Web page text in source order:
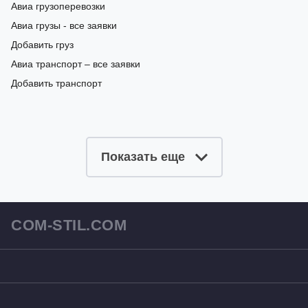
Авиа грузоперевозки
Авиа грузы - все заявки
Добавить груз
Авиа транспорт – все заявки
Добавить транспорт
Показать еще
COM-STIL.COM